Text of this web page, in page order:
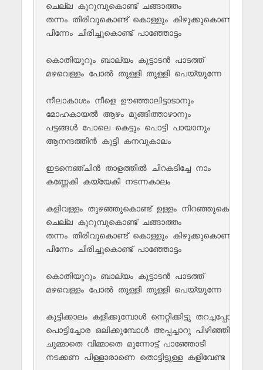
ചെല്ല കുറുമ്പുകൊണ്ട് ചങ്ങാത്തം
തന്നം തിരിവുകൊണ്ട് കൊള്ളും കിഴുക്കുകൊണ്ട്
പിന്നേം ചിരിച്ചുകൊണ്ട് പാഞ്ഞോട്ടം
കൊതിയൂറും ബാല്യം കുട്ടാടൻ പാടത്ത്‌
മഴവെള്ളം പോൽ തുള്ളി തുള്ളി പെയ്യുന്നേ
നീലാകാശം നീളെ ഊഞ്ഞാലിട്ടാടാനും
മോഹകായൽ ആഴം മുങ്ങിത്താഴാനും
പട്ടങ്ങൾ പോലെ കെട്ടും പൊട്ടി പായാനും
ആനന്ദത്തിൻ കുട്ടി കനവുകാലം
ഇടനെഞ്ചിൻ താളത്തിൽ ചിറകടിച്ചേ നാം
കണ്ണേകി കയ്യേകി നടന്നകാലം
കളിവള്ളം തുഴഞ്ഞുകൊണ്ട് ഉള്ളം നിറഞ്ഞുകൊണ്ട്
ചെല്ല കുറുമ്പുകൊണ്ട് ചങ്ങാത്തം
തന്നം തിരിവുകൊണ്ട് കൊള്ളും കിഴുക്കുകൊണ്ട്
പിന്നേം ചിരിച്ചുകൊണ്ട് പാഞ്ഞോട്ടം
കൊതിയൂറും ബാല്യം കുട്ടാടൻ പാടത്ത്‌
മഴവെള്ളം പോൽ തുള്ളി തുള്ളി പെയ്യുന്നേ
കുട്ടിക്കാലം കളിക്കുമ്പോൾ നെറ്റിക്കിട്ടു തറച്ചപ്പോൾ
പൊട്ടിച്ചോര ഒലിക്കുമ്പോൾ അപ്പച്ചാറു പിഴിഞ്ഞിട്ടു
ചുമ്മാതെ വിമ്മാതെ മുന്നോട്ട്‌ പാഞ്ഞോടി